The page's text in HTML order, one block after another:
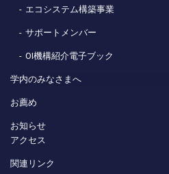
エコシステム構築事業
サポートメンバー
OI機構紹介電子ブック
学内のみなさまへ
お薦め
お知らせ
アクセス
関連リンク